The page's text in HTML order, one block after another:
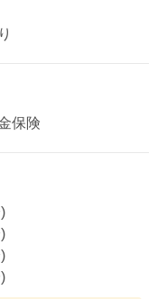
保険